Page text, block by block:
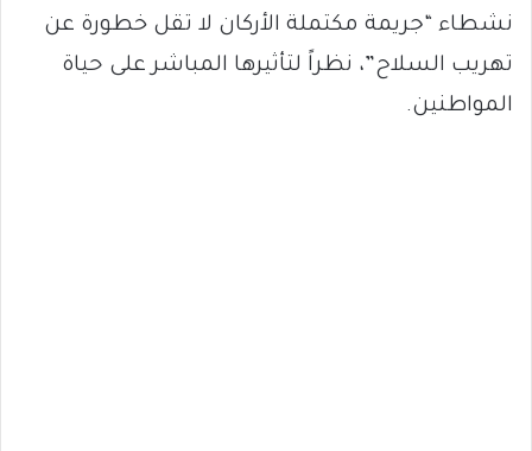
نشطاء “جريمة مكتملة الأركان لا تقل خطورة عن
تهريب السلاح”، نظراً لتأثيرها المباشر على حياة
المواطنين.